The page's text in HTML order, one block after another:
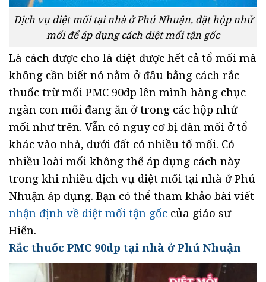
Dịch vụ diệt mối tại nhà ở Phú Nhuận, đặt hộp nhử
mối để áp dụng cách diệt mối tận gốc
Là cách được cho là diệt được hết cả tổ mối mà
không cần biết nó nằm ở đâu bằng cách rắc
thuốc trừ mối PMC 90dp lên mình hàng chục
ngàn con mối đang ăn ở trong các hộp nhử
mối như trên. Vẫn có nguy cơ bị đàn mối ở tổ
khác vào nhà, dưới đất có nhiều tổ mối. Có
nhiều loài mối không thể áp dụng cách này
trong khi nhiều dịch vụ diệt mối tại nhà ở Phú
Nhuận áp dụng. Bạn có thể tham khảo bài viết
nhận định về diệt mối tận gốc của giáo sư
Hiển.
Rắc thuốc PMC 90dp tại nhà ở Phú Nhuận